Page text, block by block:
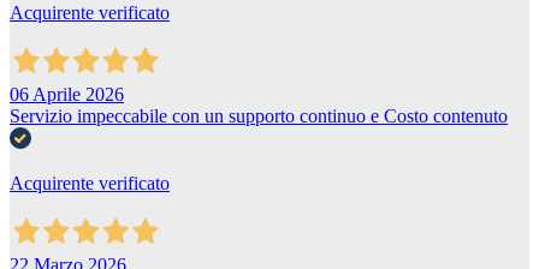
Acquirente verificato
06 Aprile 2026
Servizio impeccabile con un supporto continuo e Costo contenuto
Acquirente verificato
22 Marzo 2026